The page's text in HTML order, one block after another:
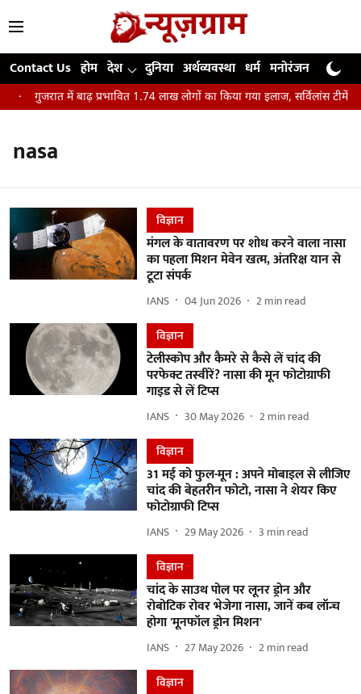
Contact Us होम देश दुनिया अर्थव्यवस्था धर्म मनोरंजन खेल
गुजरात में बाढ़ प्रभावित 1.74 लाख लोगों का किया गया इलाज, सर्विलांस टीमें
nasa
विज्ञान
मंगल के वातावरण पर शोध करने वाला नासा
का पहला मिशन मेवेन खत्म, अंतरिक्ष यान से
टूटा संपर्क
IANS 04 Jun 2026 2min read
विज्ञान
टेलीस्कोप और कैमरे से कैसे लें चांद की
परफेक्ट तस्वीरें? नासा की मून फोटोग्राफी
गाइड से लें टिप्स
IANS 30 May 2026 2min read
विज्ञान
31 मई को फुल-मून : अपने मोबाइल से लीजिए
चांद की बेहतरीन फोटो, नासा ने शेयर किए
फोटोग्राफी टिप्स
IANS 29 May 2026 3 min read
विज्ञान
चांद के साउथ पोल पर लूनर ड्रोन और
रोबोटिक रोवर भेजेगा नासा, जानें कब लॉन्च
होगा 'मूनफॉल ड्रोन मिशन'
IANS 27 May 2026 2min read
विज्ञान